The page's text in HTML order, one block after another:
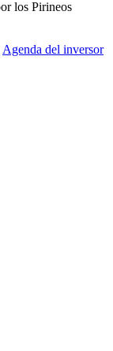
Agenda del inversor